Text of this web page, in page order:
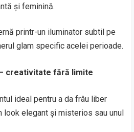
și feminină.
printr-un iluminator subtil pe
glam specific acelei perioade.
creativitate fără limite
ideal pentru a da frâu liber
look elegant și misterios sau unul